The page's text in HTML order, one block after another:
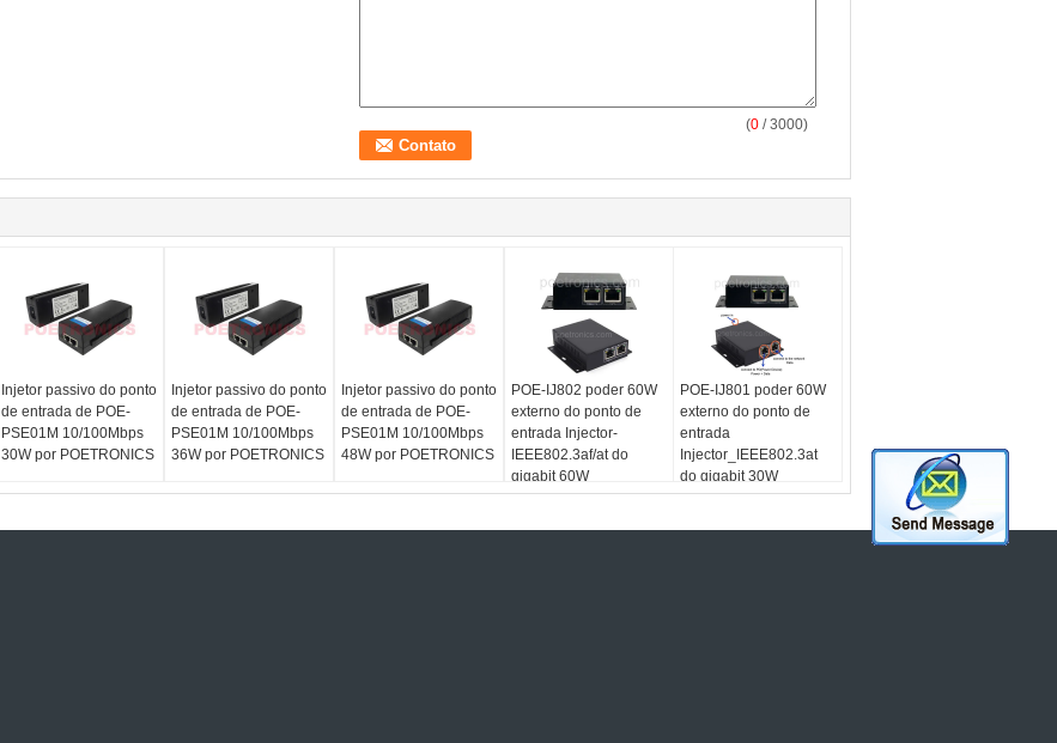
(0 / 3000)
Injetor passivo do ponto
de entrada de POE-
PSE01M 10/100Mbps
30W por POETRONICS
Injetor passivo do ponto
de entrada de POE-
PSE01M 10/100Mbps
36W por POETRONICS
Injetor passivo do ponto
de entrada de POE-
PSE01M 10/100Mbps
48W por POETRONICS
POE-IJ802 poder 60W
externo do ponto de
entrada Injector-
IEEE802.3af/at do
gigabit 60W
POE-IJ801 poder 60W
externo do ponto de
entrada
Injector_IEEE802.3at
do gigabit 30W